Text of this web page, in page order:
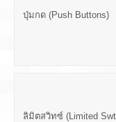
ปุ่มกด (Push Buttons)
ลิมิตสวิทซ์ (Limited